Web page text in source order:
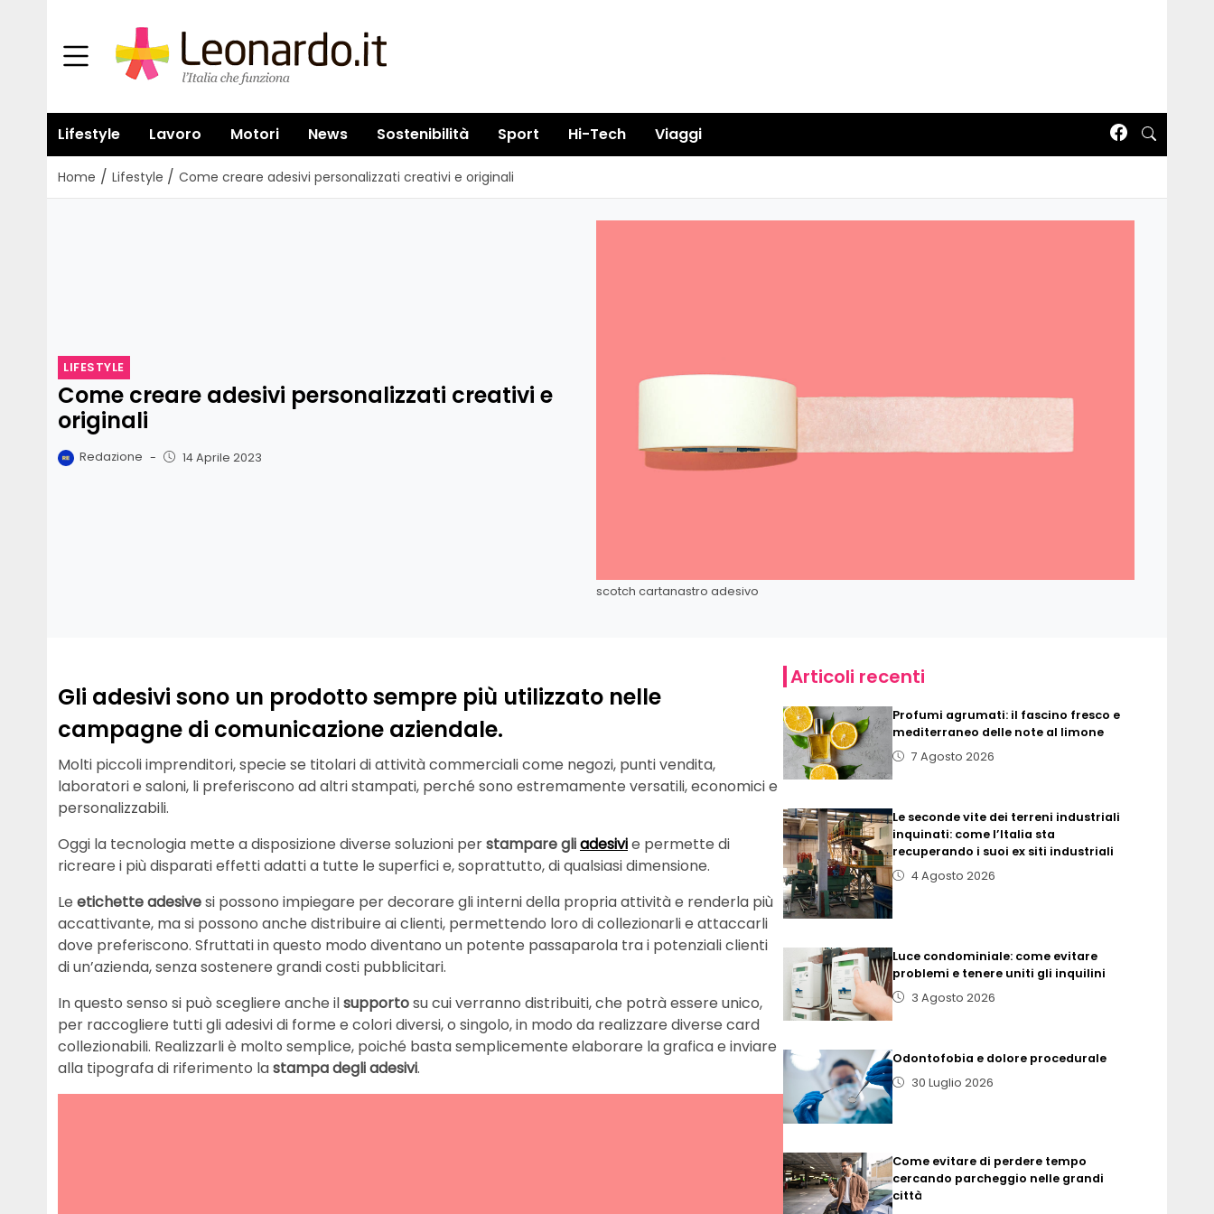
Lifestyle Lavoro Motori News Sostenibilità Sport Hi-Tech Viaggi
Home / Lifestyle / Come creare adesivi personalizzati creativi e originali
LIFESTYLE
Come creare adesivi personalizzati creativi e
originali
Redazione - 14 Aprile 2023
scotch cartanastro adesivo
Gli adesivi sono un prodotto sempre più utilizzato nelle
campagne di comunicazione aziendale.
Molti piccoli imprenditori, specie se titolari di attività commerciali come negozi, punti vendita,
laboratori e saloni, li preferiscono ad altri stampati, perché sono estremamente versatili, economici e
personalizzabili.
Oggi la tecnologia mette a disposizione diverse soluzioni perstampare gliadesivie permette di
ricreare i più disparati effetti adatti a tutte le superfici e, soprattutto, di qualsiasi dimensione.
Le etichette adesivesi possono impiegare per decorare gli interni della propria attività e renderla più
accattivante, ma si possono anche distribuire ai clienti, permettendo loro di collezionarli e attaccarli
dove preferiscono. Sfruttati in questo modo diventano un potente passaparola tra i potenziali clienti
di un’azienda, senza sostenere grandi costi pubblicitari.
In questo senso si può scegliere anche ilsupportosu cui verranno distribuiti, che potrà essere unico,
per raccogliere tutti gli adesivi di forme e colori diversi, o singolo, in modo da realizzare diverse card
collezionabili. Realizzarli è molto semplice, poiché basta semplicemente elaborare la grafica e inviare
alla tipografa di riferimento lastampa degli adesivi.
Articoli recenti
Profumi agrumati: il fascino fresco e
mediterraneo delle note al limone
7 Agosto 2026
Le seconde vite dei terreni industriali
inquinati: come l’Italia sta
recuperando i suoi ex siti industriali
4 Agosto 2026
Luce condominiale: come evitare
problemi e tenere uniti gli inquilini
3 Agosto 2026
Odontofobia e dolore procedurale
30 Luglio 2026
Come evitare di perdere tempo
cercando parcheggio nelle grandi
città